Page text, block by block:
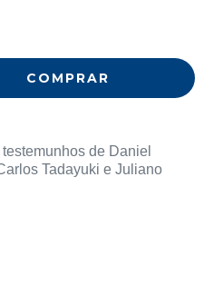
de Daniel
Tadayuki e Juliano